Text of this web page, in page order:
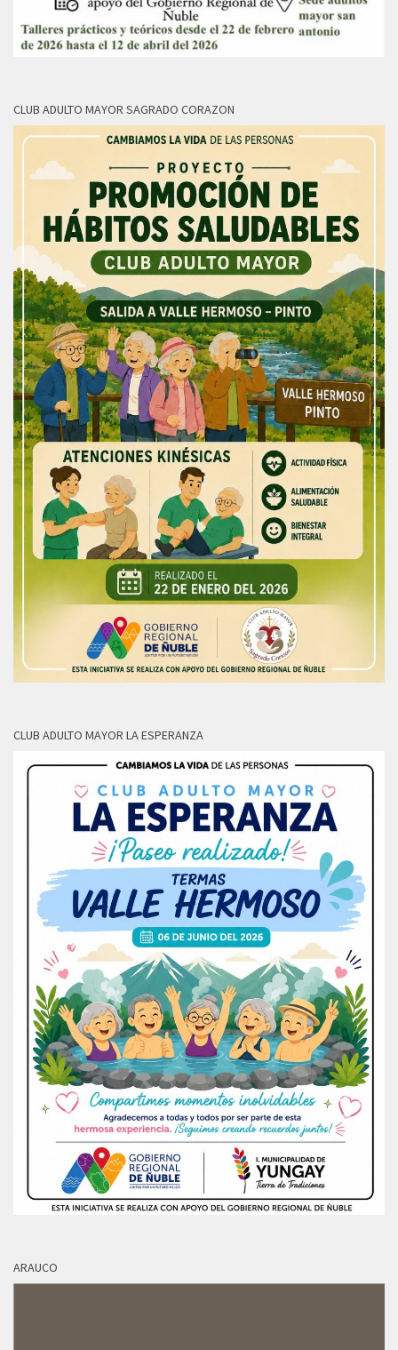
CLUB ADULTO MAYOR SAGRADO CORAZON
CLUB ADULTO MAYOR LA ESPERANZA
ARAUCO